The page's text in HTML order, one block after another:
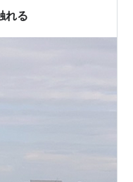
れる